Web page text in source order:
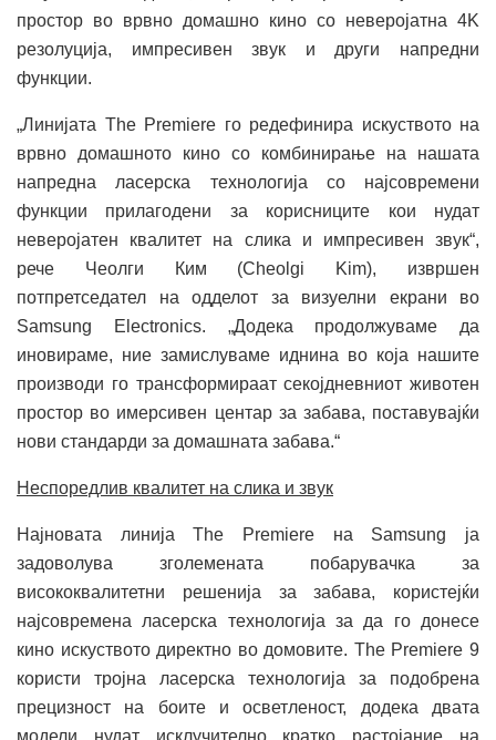
простор во врвно домашно кино со неверојатна 4K
резолуција, импресивен звук и други напредни
функции.
„Линијата The Premiere го редефинира искуството на
врвно домашното кино со комбинирање на нашата
напредна ласерска технологија со најсовремени
функции прилагодени за корисниците кои нудат
неверојатен квалитет на слика и импресивен звук“,
рече Чеолги Ким (Cheolgi Kim), извршен
потпретседател на одделот за визуелни екрани во
Samsung Electronics. „Додека продолжуваме да
иновираме, ние замислуваме иднина во која нашите
производи го трансформираат секојдневниот животен
простор во имерсивен центар за забава, поставувајќи
нови стандарди за домашната забава.“
Неспоредлив квалитет на слика и звук
Најновата линија The Premiere на Samsung ја
задоволува зголемената побарувачка за
висококвалитетни решенија за забава, користејќи
најсовремена ласерска технологија за да го донесе
кино искуството директно во домовите. The Premiere 9
користи тројна ласерска технологија за подобрена
прецизност на боите и осветленост, додека двата